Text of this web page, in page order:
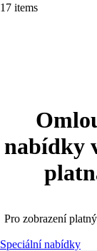
17 items
nabídky
Pro zobrazení
Speciální nabídky